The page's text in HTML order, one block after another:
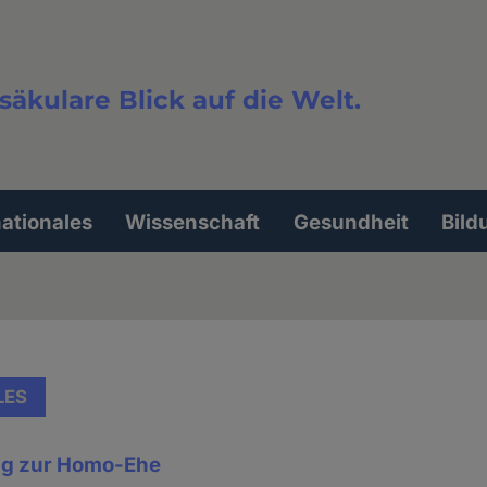
Blick auf die Welt.
Wissenschaft Gesundheit
zur Homo-Ehe